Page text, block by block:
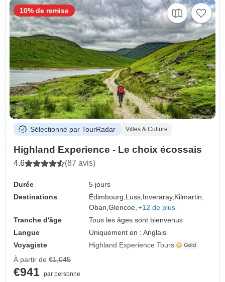
Sélectionné par TourRadar Villes & Culture
Highland Experience - Le choix écossais
4.6 (87 avis)
Durée
5 jours
Destinations
Édimbourg, Luss, Inveraray, Kilmartin,
Oban,Glencoe, +12 de plus
Tranche d'âge
Tous les âges sont bienvenus
Langue
Uniquement en : Anglais
Voyagiste
Highland Experience Tours
10% de remise
À partir de €1,045
€941 par personne